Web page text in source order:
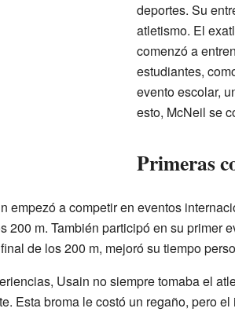
deportes. Su
atletismo. El
comenzó a
estudiantes,
evento escolar,
esto, McNeil se
Primeras
empezó a competir en eventos
200 m. También participó en su
de los 200 m, mejoró su tiempo
Usain no siempre tomaba el
Esta broma le costó un regaño, pero